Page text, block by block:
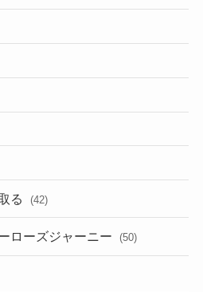
る (42)
ローズジャーニー (50)